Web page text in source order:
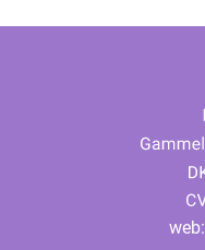
web: